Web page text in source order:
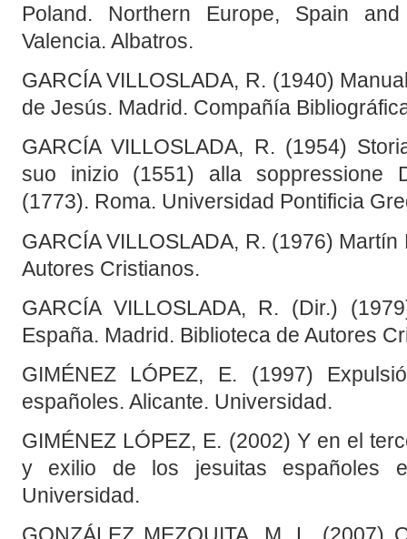
Poland. Northern Europe, Spain
Valencia. Albatros.
GARCÍA VILLOSLADA, R. (1940)
de Jesús. Madrid. Compañía
GARCÍA VILLOSLADA, R. (1954)
suo inizio (1551) alla soppressione
(1773). Roma. Universidad Pontificia
GARCÍA VILLOSLADA, R. (1976)
Autores Cristianos.
GARCÍA VILLOSLADA, R. (Dir.)
España. Madrid. Biblioteca de Autores
GIMÉNEZ LÓPEZ, E. (1997)
españoles. Alicante. Universidad.
GIMÉNEZ LÓPEZ, E. (2002) Y en el
y exilio de los jesuitas españoles
Universidad.